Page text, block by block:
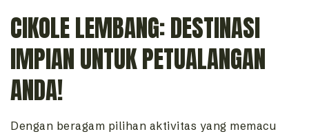
CIKOLE LEMBANG: DESTINASI
IMPIAN UNTUK PETUALANGAN
ANDA!
Dengan beragam pilihan aktivitas yang memacu